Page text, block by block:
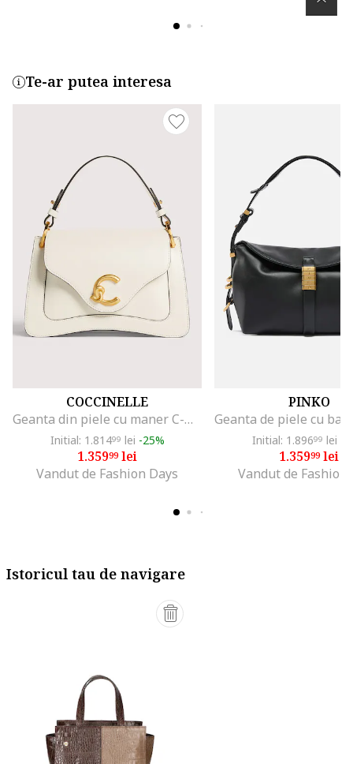
Te-ar putea interesa
COCCINELLE
Geanta din piele cu maner C-Me, Alb
Initial: 1.81499 lei -25%
1.35999lei
Vandut de Fashion Days
PINKO
Initial: 1.89699 lei
1.35999lei
Vandut de Fashion
Istoricul tau de navigare